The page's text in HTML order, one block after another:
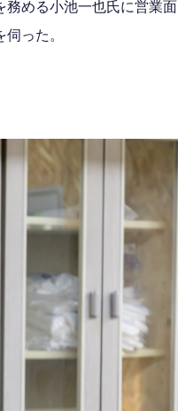
務める小池一也氏に営業面
った。